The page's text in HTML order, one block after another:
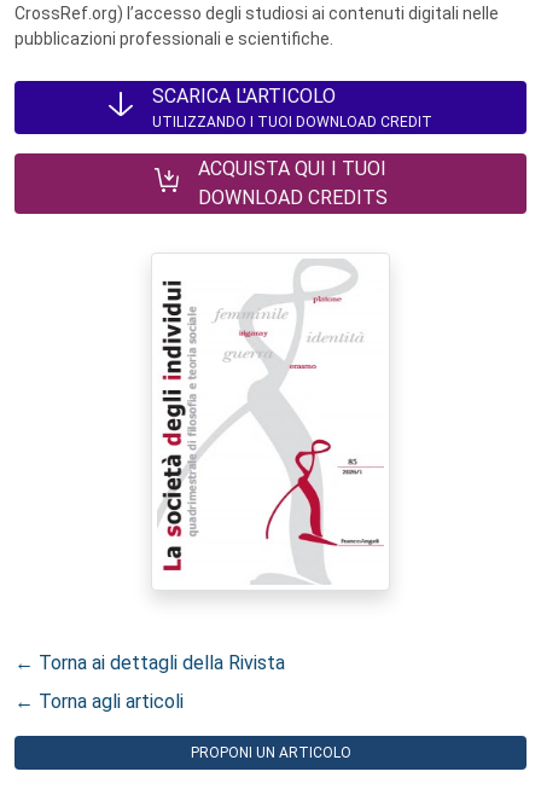
CrossRef.org) l’accesso degli studiosi ai contenuti digitali nelle
pubblicazioni professionali e scientifiche.
SCARICA L'ARTICOLO
UTILIZZANDO I TUOI DOWNLOAD CREDIT
ACQUISTA QUI I TUOI
DOWNLOAD CREDITS
← Torna ai dettagli della Rivista
← Torna agli articoli
PROPONI UN ARTICOLO